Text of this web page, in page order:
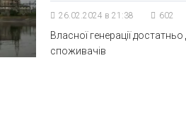
26.02.2024 в 21:38 602
Власної генерації
споживачів